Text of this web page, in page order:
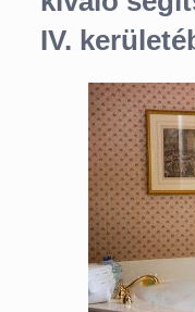
IV.